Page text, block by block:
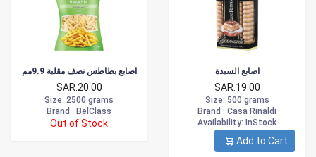
اصابع بطاطس نصف مقلية 9.9مم
SAR.20.00
Size: 2500 grams
Brand : BelClass
Out of Stock
اصابع السيدة
SAR.19.00
Size: 500 grams
Brand : Casa Rinaldi
Availability: InStock
Add to Cart